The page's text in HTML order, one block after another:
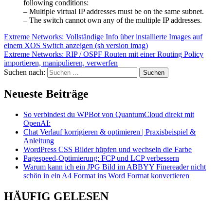
following conditions:
– Multiple virtual IP addresses must be on the same subnet.
– The switch cannot own any of the multiple IP addresses.
Extreme Networks: Vollständige Info über installierte Images auf
einem XOS Switch anzeigen (sh version imag)
Extreme Networks: RIP / OSPF Routen mit einer Routing Policy
importieren, manipulieren, verwerfen
Suchen nach:
Neueste Beiträge
So verbindest du WPBot von QuantumCloud direkt mit
OpenAI:
Chat Verlauf korrigieren & optimieren | Praxisbeispiel &
Anleitung
WordPress CSS Bilder hüpfen und wechseln die Farbe
Pagespeed-Optimierung: FCP und LCP verbessern
Warum kann ich ein JPG Bild im ABBYY Finereader nicht
schön in ein A4 Format ins Word Format konvertieren
HÄUFIG GELESEN